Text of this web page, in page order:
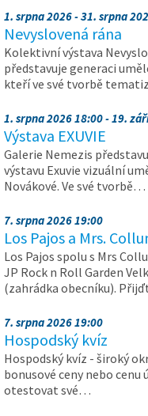
1. srpna 2026 - 31. srpna
Nevyslovená rána
Kolektivní výstava
představuje generaci
kteří ve své tvorbě
1. srpna 2026 18:00 - 19.
Výstava EXUVIE
Galerie Nemezis
výstavu Exuvie vizuální
Novákové. Ve své tvorbě…
7. srpna 2026 19:00
Los Pajos a Mrs.
Los Pajos spolu s Mrs
JP Rock n Roll Garden
(zahrádka obecníku).
7. srpna 2026 19:00
Hospodský kvíz
Hospodský kvíz - široký
bonusové ceny nebo cenu
otestovat své…